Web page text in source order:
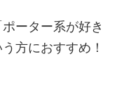
ーター系が好き
方におすすめ！